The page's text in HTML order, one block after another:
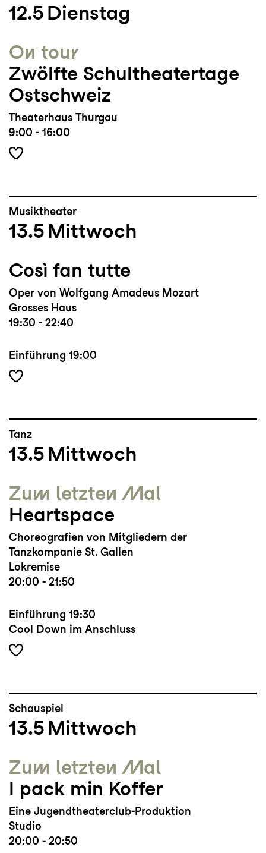
12.5 Dienstag
On tour
Zwölfte Schultheatertage
Ostschweiz
Theaterhaus Thurgau
9:00 - 16:00
Musiktheater
13.5 Mittwoch
Così fan tutte
Oper von Wolfgang Amadeus Mozart
Grosses Haus
19:30 - 22:40
Einführung 19:00
Tanz
13.5 Mittwoch
Zum letzten Mal
Heartspace
Choreografien von Mitgliedern der
Tanzkompanie St. Gallen
Lokremise
20:00 - 21:50
Einführung 19:30
Cool Down im Anschluss
Schauspiel
13.5 Mittwoch
Zum letzten Mal
I pack min Koffer
Eine Jugendtheaterclub-Produktion
Studio
20:00 - 20:50